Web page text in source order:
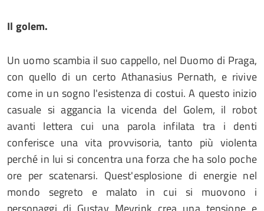
Il golem.
Un uomo scambia il suo cappello, nel Duomo di Praga,
con quello di un certo Athanasius Pernath, e rivive
come in un sogno l'esistenza di costui. A questo inizio
casuale si aggancia la vicenda del Golem, il robot
avanti lettera cui una parola infilata tra i denti
conferisce una vita provvisoria, tanto più violenta
perché in lui si concentra una forza che ha solo poche
ore per scatenarsi. Quest'esplosione di energie nel
mondo segreto e malato in cui si muovono i